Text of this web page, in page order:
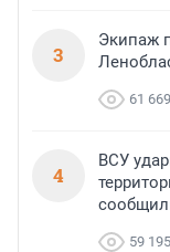
3
Экипаж
61 669
4
ВСУ
59 195